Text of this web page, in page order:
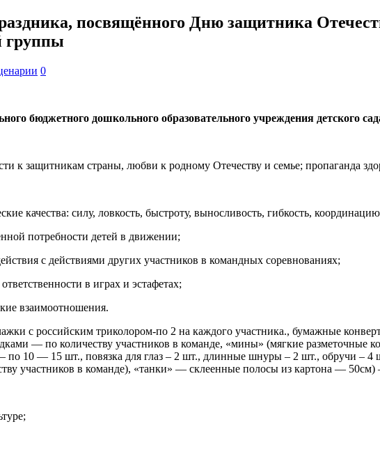
посвящённого Дню защитника
группы
0
бюджетного дошкольного образовательного учреждения детского
к защитникам страны, любви к родному Отечеству и семье; пропаганда
качества: силу, ловкость, быстроту, выносливость, гибкость,
потребности детей в движении;
с действиями других участников в командных соревнованиях;
в играх и эстафетах;
взаимоотношения.
с российским триколором-по 2 на каждого участника., бумажные
— по количеству участников в команде, «мины» (мягкие разметочные
10 — 15 шт., повязка для глаз – 2 шт., длинные шнуры – 2 шт., обручи –
участников в команде), «танки» — склеенные полосы из картона —